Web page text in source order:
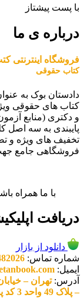
با پست پیشتاز
درباره ی ما
فروشگاه اینترنتی
کتاب حقوقی
دادستان بوک به
کتاب های حقوقی
و دکتری (منابع
پایبندی به سه اصل
تخفیف های ویژه و
فروشگاهی جامع
با ما همراه
دریافت
دانلود از بازار
شماره تماس:
ایمیل:
آدرس:تهران –
– پلاک 49 واحد 3 کد پستی: 1315686310